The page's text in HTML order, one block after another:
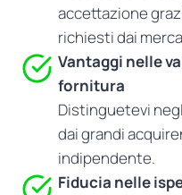
accettazione
richiesti dai
Vantaggi nelle
fornitura
Distinguetevi
dai grandi
indipendente.
Fiducia nelle